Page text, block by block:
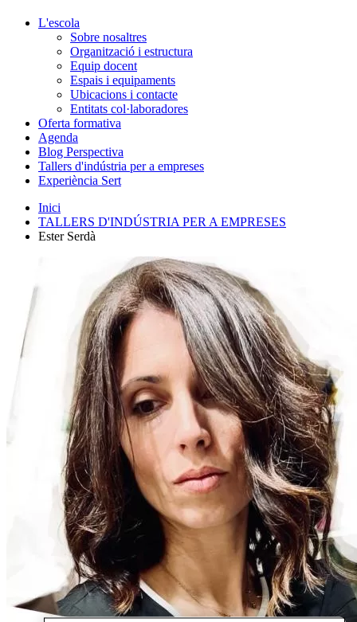
L'escola
Sobre nosaltres
Organització i estructura
Equip docent
Espais i equipaments
Ubicacions i contacte
Entitats col·laboradores
Oferta formativa
Agenda
Blog Perspectiva
Tallers d'indústria per a empreses
Experiència Sert
Inici
TALLERS D'INDÚSTRIA PER A EMPRESES
Ester Serdà